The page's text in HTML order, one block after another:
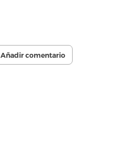
Añadir comentario